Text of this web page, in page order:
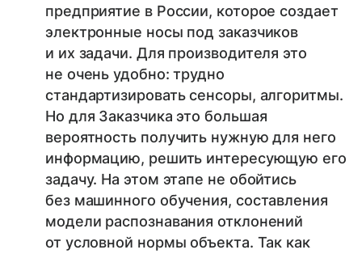
предприятие в России, которое создает
электронные носы под заказчиков
и их задачи. Для производителя это
не очень удобно: трудно
стандартизировать сенсоры, алгоритмы.
Но для Заказчика это большая
вероятность получить нужную для него
информацию, решить интересующую его
задачу. На этом этапе не обойтись
без машинного обучения, составления
модели распознавания отклонений
от условной нормы объекта. Так как